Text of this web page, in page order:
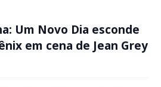
Um Novo Dia esconde
em cena de Jean Grey